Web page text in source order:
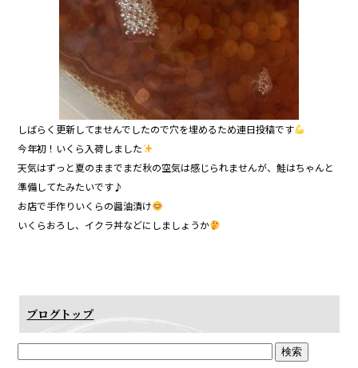
しばらく更新してませんでしたので穴を埋めるため連日投稿です
今年初！いくら入荷しました
天気はずっと夏のままでまだ秋の空気は感じられませんが、鮭はちゃんと
準備してたみたいです♪
お店で手作りいくらの醤油漬け
いくらおろし、イクラ丼などにしましょうか
ブログトップ